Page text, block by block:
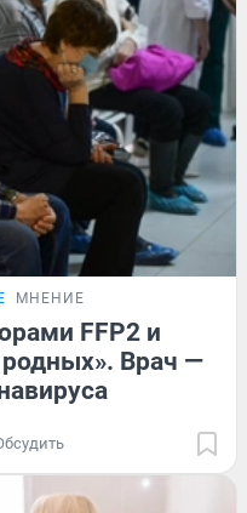
МНЕНИЕ
FFP2 и
родных». Врач —